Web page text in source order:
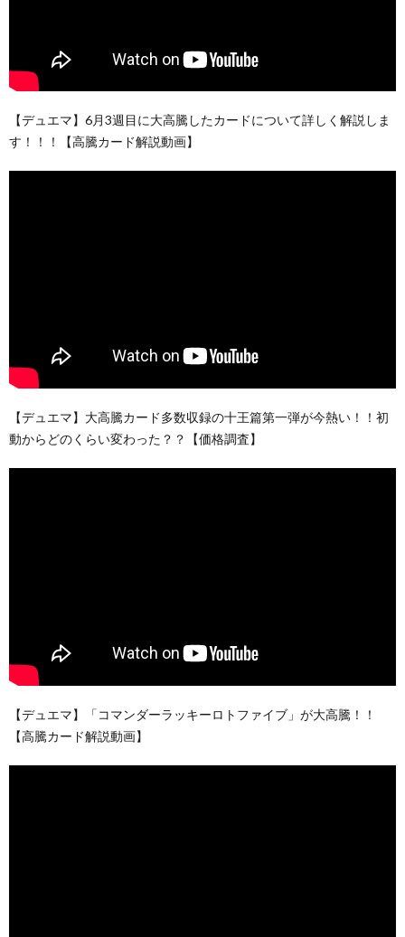
【デュエマ】6月3週目に大高騰したカードについて詳しく解説しま
す！！！【高騰カード解説動画】
【デュエマ】大高騰カード多数収録の十王篇第一弾が今熱い！！初
動からどのくらい変わった？？【価格調査】
【デュエマ】「コマンダーラッキーロトファイブ」が大高騰！！
【高騰カード解説動画】